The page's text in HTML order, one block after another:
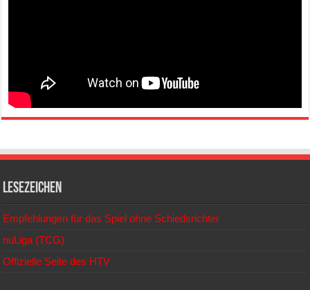
Lesezeichen
Empfehlungen für das Spiel ohne Schiedsrichter
nuLiga (TCG)
Offizielle Seite des HTV